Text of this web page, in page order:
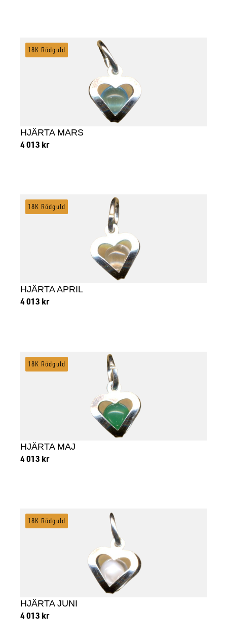
HJÄRTA MARS
4 013 kr
18K Rödguld
HJÄRTA APRIL
4 013 kr
18K Rödguld
HJÄRTA MAJ
4 013 kr
18K Rödguld
HJÄRTA JUNI
4 013 kr
18K Rödguld